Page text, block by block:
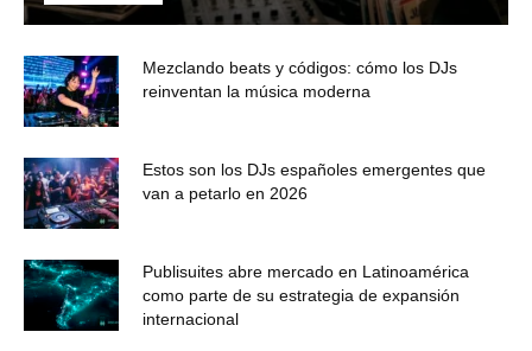
Mezclando beats y códigos: cómo los DJs
reinventan la música moderna
Estos son los DJs españoles emergentes que
van a petarlo en 2026
Publisuites abre mercado en Latinoamérica
como parte de su estrategia de expansión
internacional